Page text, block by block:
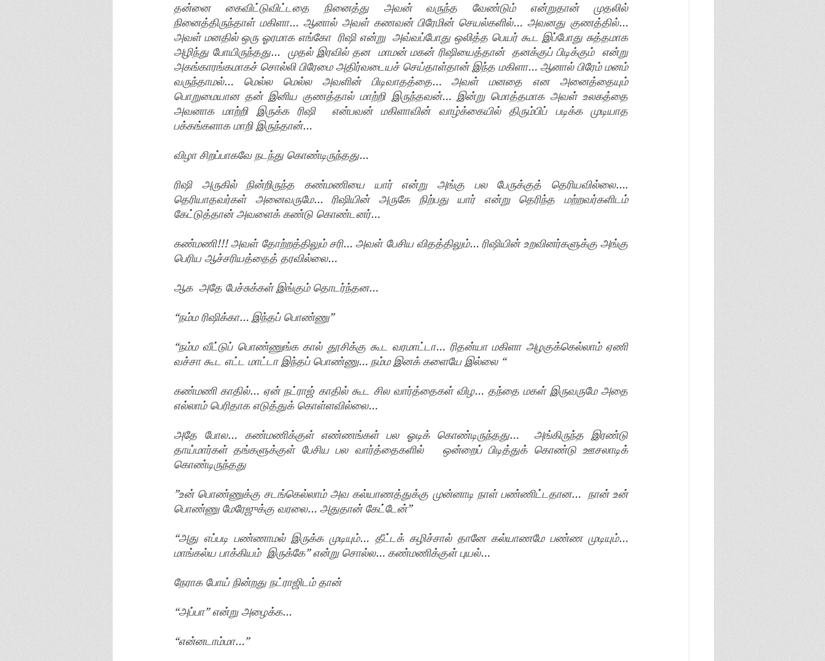
தன்னை கைவிட்டுவிட்டதை நினைத்து அவன் வருந்த வேண்டும் என்றுதான் முதலில்
நினைத்திருந்தாள் மகிளா… ஆனால் அவள் கணவன் பிரேமின் செயல்களில்… அவனது குணத்தில்…
அவள் மனதில் ஒரு ஓரமாக எங்கோ  ரிஷி என்று  அவ்வப்போது ஒலித்த பெயர் கூட இப்போது சுத்தமாக
அழிந்து போயிருந்தது…  முதல் இரவில் தன  மாமன் மகன் ரிஷியைத்தான்  தனக்குப் பிடிக்கும்  என்று
அகங்காரங்கமாகச் சொல்லி பிரேமை அதிர்வடையச் செய்தாள்தான் இந்த மகிளா… ஆனால் பிரேம் மனம்
வருந்தாமல்… மெல்ல மெல்ல அவளின் பிடிவாதத்தை… அவள் மனதை என அனைத்தையும்
பொறுமையான தன் இனிய குணத்தால் மாற்றி இருந்தவன்… இன்று மொத்தமாக அவள் உலகத்தை
அவனாக மாற்றி இருக்க ரிஷி  என்பவன் மகிளாவின் வாழ்க்கையில் திரும்பிப் படிக்க முடியாத
பக்கங்களாக மாறி இருந்தான்…
விழா சிறப்பாகவே நடந்து கொண்டிருந்தது…
ரிஷி அருகில் நின்றிருந்த கண்மணியை யார் என்று அங்கு பல பேருக்குத் தெரியவில்லை….
தெரியாதவர்கள் அனைவருமே… ரிஷியின் அருகே நிற்பது யார் என்று தெரிந்த மற்றவர்களிடம்
கேட்டுத்தான் அவளைக் கண்டு கொண்டனர்…
கண்மணி!!! அவள் தோற்றத்திலும் சரி… அவள் பேசிய விதத்திலும்… ரிஷியின் உறவினர்களுக்கு அங்கு
பெரிய ஆச்சரியத்தைத் தரவில்லை…
ஆக  அதே பேச்சுக்கள் இங்கும் தொடர்ந்தன…
“நம்ம ரிஷிக்கா… இந்தப் பொண்ணு”
“நம்ம வீட்டுப் பொண்ணுங்க கால் தூசிக்கு கூட வரமாட்டா… ரிதன்யா மகிளா அழகுக்கெல்லாம் ஏணி
வச்சா கூட எட்ட மாட்டா இந்தப் பொண்ணு… நம்ம இனக் களையே இல்லை “
கண்மணி காதில்… ஏன் நட்ராஜ் காதில் கூட சில வார்த்தைகள் விழ… தந்தை மகள் இருவருமே அதை
எல்லாம் பெரிதாக எடுத்துக் கொள்ளவில்லை…
அதே போல… கண்மணிக்குள் எண்ணங்கள் பல ஓடிக் கொண்டிருந்தது…  அங்கிருந்த இரண்டு
தாய்மார்கள் தங்களுக்குள் பேசிய பல வார்த்தைகளில்   ஒன்றைப் பிடித்துக் கொண்டு ஊசலாடிக்
கொண்டிருந்தது
”உன் பொண்ணுக்கு சடங்கெல்லாம் அவ கல்யாணத்துக்கு முன்னாடி நாள் பண்ணிட்டதான…  நான் உன்
பொண்ணு மேரேஜுக்கு வரலை… அதுதான் கேட்டேன்”
“அது எப்படி பண்ணாமல் இருக்க முடியும்… தீட்டக் கழிச்சால் தானே கல்யாணமே பண்ண முடியும்…
மாங்கல்ய பாக்கியம்  இருக்கே” என்று சொல்ல… கண்மணிக்குள் புயல்…
நேராக போய் நின்றது நட்ராஜிடம் தான்
“அப்பா” என்று அழைக்க…
“என்னடாம்மா…”